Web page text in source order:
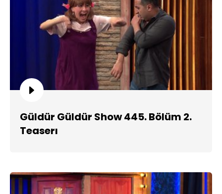
Güldür Güldür Show 445. Bölüm 2.
Teaserı